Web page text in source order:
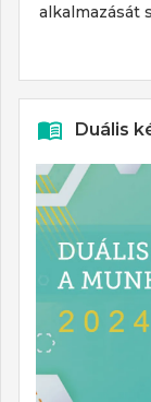
alkalmazását
Duális